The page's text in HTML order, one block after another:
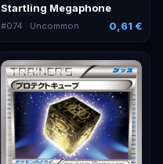
Startling Megaphone
#074 · Uncommon 0,61 €